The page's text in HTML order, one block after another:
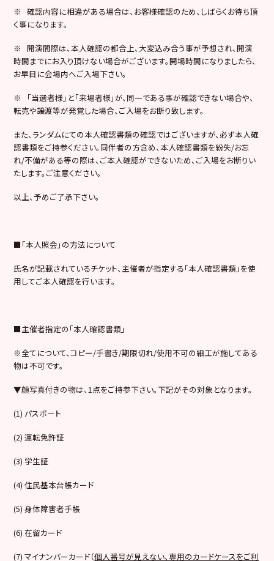
※ 確認内容に相違がある場合は、お客様確認のため、しばらくお待ち頂
く事になります。
※ 開演間際は、本人確認の都合上、大変込み合う事が予想され、開演
時間までにお入り頂けない場合がございます。開場時間になりましたら、
お早目に会場内へご入場下さい。
※ 「当選者様」と「来場者様」が、同一である事が確認できない場合や、
転売や譲渡等が発覚した場合、ご入場をお断り致します。
また、ランダムにての本人確認書類の確認ではございますが、必ず本人確
認書類をご持参ください。同伴者の方含め、本人確認書類を紛失/お忘
れ/不備がある等の際は、ご本人確認ができないため、ご入場をお断りい
たします。ご注意ください。
以上、予めご了承下さい。
■「本人照会」の方法について
氏名が記載されているチケット、主催者が指定する「本人確認書類」を使
用してご本人確認を行います。
■主催者指定の「本人確認書類」
※全てについて、コピー/手書き/期限切れ/使用不可の細工が施してある
物は不可です。
▼顔写真付きの物は、1点をご持参下さい。下記がその対象となります。
(1) パスポート
(2) 運転免許証
(3) 学生証
(4) 住民基本台帳カード
(5) 身体障害者手帳
(6) 在留カード
(7) マイナンバーカード（個人番号が見えない、専用のカードケースをご利